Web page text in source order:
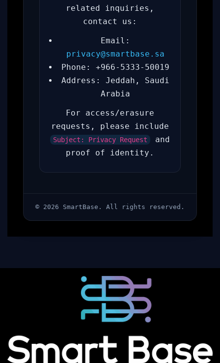
related inquiries,
contact us:
Email:
privacy@smartbase.sa
Phone: +966-5333-50019
Address: Jeddah, Saudi
Arabia
For access/erasure
requests, please include
Subject: Privacy Request
and
proof of identity.
© 2026 SmartBase. All rights reserved.